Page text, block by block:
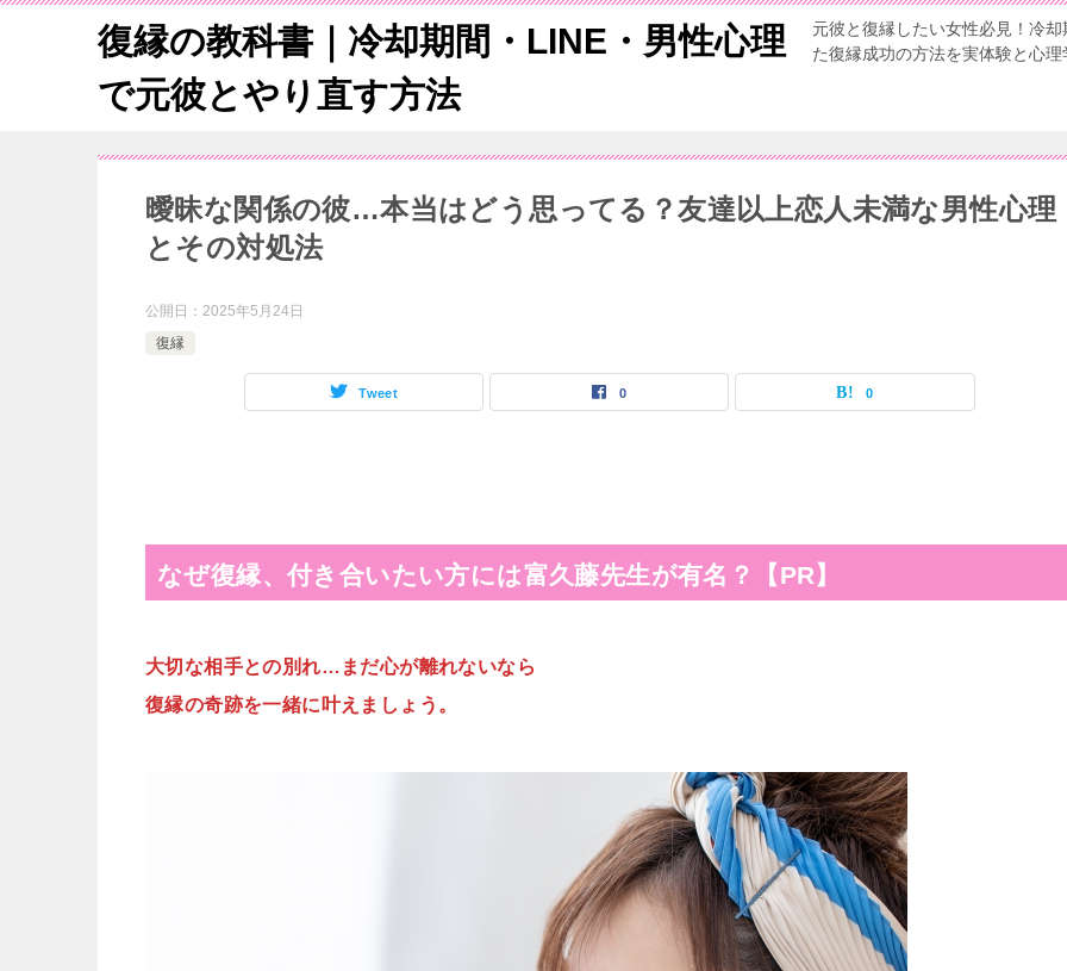
復縁の教科書｜冷却期間・LINE・男性心理
で元彼とやり直す方法
元彼と復縁したい女性必見！冷
た復縁成功の方法を実体験と心
曖昧な関係の彼…本当はどう思ってる？友達以上恋人未満な男性心理
とその対処法
公開日： 2025年5月24日
復縁
Tweet 0 0
なぜ復縁、付き合いたい方には富久藤先生が有名？【PR】
大切な相手との別れ…まだ心が離れないなら
復縁の奇跡を一緒に叶えましょう。